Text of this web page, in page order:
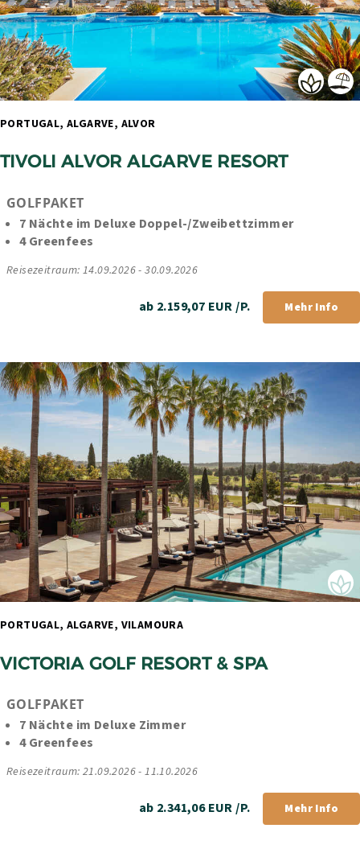
TIVOLI ALVOR ALGARVE RESORT
GOLFPAKET
7 Nächte im Deluxe Doppel-/Zweibettzimmer
4 Greenfees
Reisezeitraum: 14.09.2026 - 30.09.2026
ab 2.159,07 EUR /P. Mehr Info
VICTORIA GOLF RESORT & SPA
GOLFPAKET
7 Nächte im Deluxe Zimmer
4 Greenfees
Reisezeitraum: 21.09.2026 - 11.10.2026
ab 2.341,06 EUR /P. Mehr Info